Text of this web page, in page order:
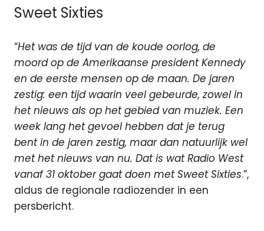
Sweet Sixties
“Het was de tijd van de koude oorlog, de
moord op de Amerikaanse president Kennedy
en de eerste mensen op de maan. De jaren
zestig: een tijd waarin veel gebeurde, zowel in
het nieuws als op het gebied van muziek. Een
week lang het gevoel hebben dat je terug
bent in de jaren zestig, maar dan natuurlijk wel
met het nieuws van nu. Dat is wat Radio West
vanaf 31 oktober gaat doen met Sweet Sixties.”,
aldus de regionale radiozender in een
persbericht.